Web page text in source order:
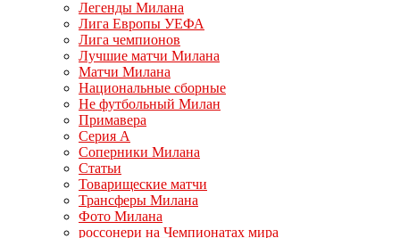
Легенды Милана
Лига Европы УЕФА
Лига чемпионов
Лучшие матчи Милана
Матчи Милана
Национальные сборные
Не футбольный Милан
Примавера
Серия А
Соперники Милана
Статьи
Товарищеские матчи
Трансферы Милана
Фото Милана
россонери на Чемпионатах мира